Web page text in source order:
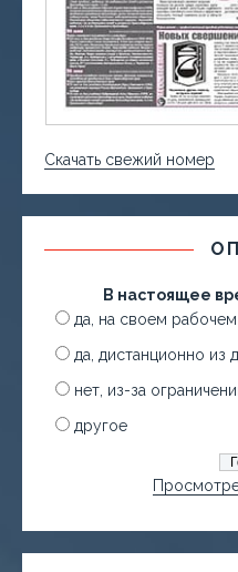
Скачать свежий номер
В настоящее
да, на своем
да, дистанционно из
нет, из-за
другое